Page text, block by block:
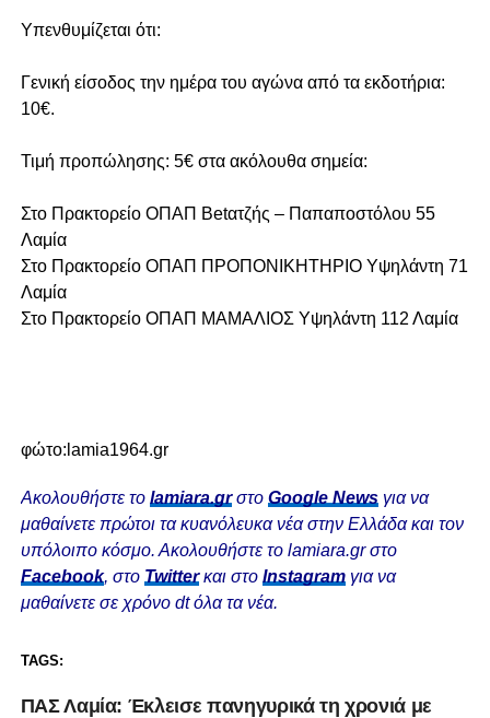
Υπενθυμίζεται ότι:
Γενική είσοδος την ημέρα του αγώνα από τα εκδοτήρια:
10€.
Τιμή προπώλησης: 5€ στα ακόλουθα σημεία:
Στο Πρακτορείο ΟΠΑΠ Betατζής – Παπαποστόλου 55
Λαμία
Στο Πρακτορείο ΟΠΑΠ ΠΡΟΠΟΝΙΚΗΤΗΡΙΟ Υψηλάντη 71
Λαμία
Στο Πρακτορείο ΟΠΑΠ ΜΑΜΑΛΙΟΣ Υψηλάντη 112 Λαμία
φώτο:lamia1964.gr
Ακολουθήστε το lamiara.grστο Google Newsγια να
μαθαίνετε πρώτοι τα κυανόλευκα νέα στην Ελλάδα και τον
υπόλοιπο κόσμο. Ακολουθήστε το lamiara.gr στο
Facebook, στο Twitterκαι στο Instagram για να
μαθαίνετε σε χρόνο dt όλα τα νέα.
TAGS:
ΠΑΣ Λαμία: Έκλεισε πανηγυρικά τη χρονιά με